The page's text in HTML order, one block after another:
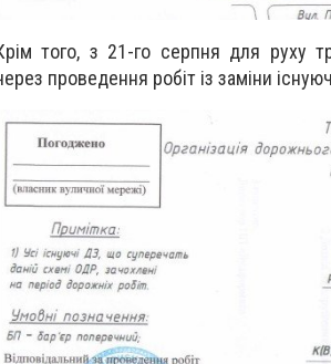
того, з 21-го серпня для руху
проведення робіт із заміни